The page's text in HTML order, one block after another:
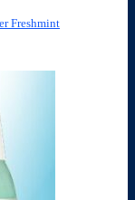
Freshmint